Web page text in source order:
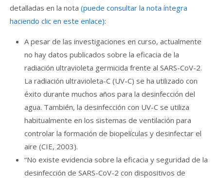
detalladas en la nota (puede consultar la nota íntegra
haciendo clic en este enlace):
A pesar de las investigaciones en curso, actualmente
no hay datos publicados sobre la eficacia de la
radiación ultravioleta germicida frente al SARS-CoV-2.
La radiación ultravioleta-C (UV-C) se ha utilizado con
éxito durante muchos años para la desinfección del
agua. También, la desinfección con UV-C se utiliza
habitualmente en los sistemas de ventilación para
controlar la formación de biopelículas y desinfectar el
aire (CIE, 2003).
“No existe evidencia sobre la eficacia y seguridad de la
desinfección de SARS-CoV-2 con dispositivos de